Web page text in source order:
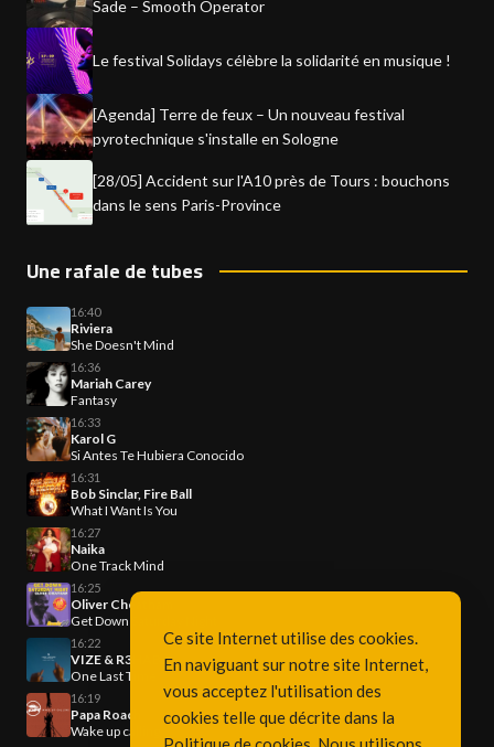
Sade – Smooth Operator
Le festival Solidays célèbre la solidarité en musique !
[Agenda] Terre de feux – Un nouveau festival
pyrotechnique s'installe en Sologne
[28/05] Accident sur l'A10 près de Tours : bouchons
dans le sens Paris-Province
Une rafale de tubes
16:40
Riviera
She Doesn't Mind
16:36
Mariah Carey
Fantasy
16:33
Karol G
Si Antes Te Hubiera Conocido
16:31
Bob Sinclar, Fire Ball
What I Want Is You
16:27
Naika
One Track Mind
16:25
Oliver Cheatham
Get Down Saturday Night
16:22
VIZE & R3HAB
One Last Time
16:19
Papa Roach
Wake up calling
Ce site Internet utilise des cookies.
En naviguant sur notre site Internet,
vous acceptez l'utilisation des
cookies telle que décrite dans la